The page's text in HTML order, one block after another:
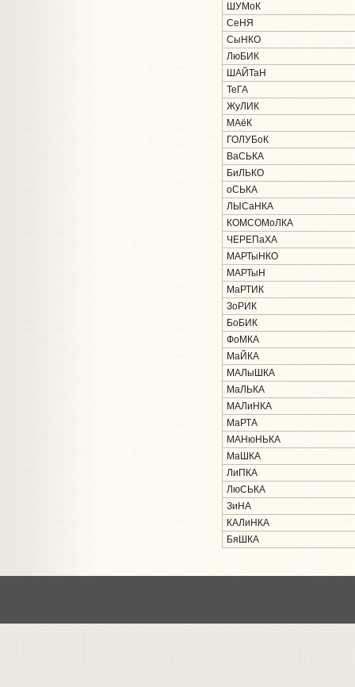
ШУМоК
СеНЯ
СыНКО
ЛюБИК
ШАЙТаН
ТеГА
ЖуЛИК
МАёК
ГОЛУБоК
ВаСЬКА
БиЛЬКО
оСЬКА
ЛЫСаНКА
КОМСОМоЛКА
ЧЕРЕПаХА
МАРТыНКО
МАРТыН
МаРТИК
ЗоРИК
БоБИК
ФоМКА
МаЙКА
МАЛыШКА
МаЛЬКА
МАЛиНКА
МаРТА
МАНюНЬКА
МаШКА
ЛиПКА
ЛюСЬКА
ЗиНА
КАЛиНКА
БяШКА